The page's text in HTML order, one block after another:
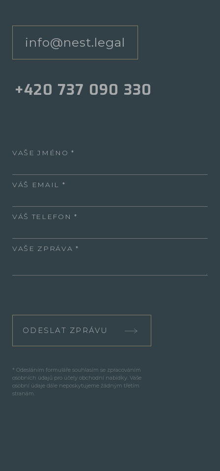
info@nest.legal
+420 737 090 330
VAŠE JMÉNO
VÁŠ EMAIL
VÁŠ TELEFON
VAŠE ZPRÁVA
ODESLAT ZPRÁVU
* Odesláním formuláře souhlasím se zpracováním
osobních údajů pro účely obchodní nabídky. Vaše
osobní údaje dále neposkytujeme žádným třetím
stranám.